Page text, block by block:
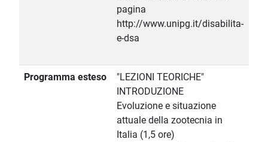
pagina
http://www.unipg.it/disabilita-
e-dsa
Programma esteso
"LEZIONI TEORICHE"
INTRODUZIONE
Evoluzione e situazione
attuale della zootecnia in
Italia (1,5 ore)